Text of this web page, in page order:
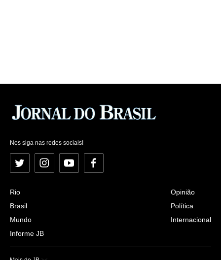
Nos siga nas redes sociais!
Twitter InstagramYouTubeFacebook
Rio
Brasil
Mundo
Informe JB
Opinião
Política
Internacional